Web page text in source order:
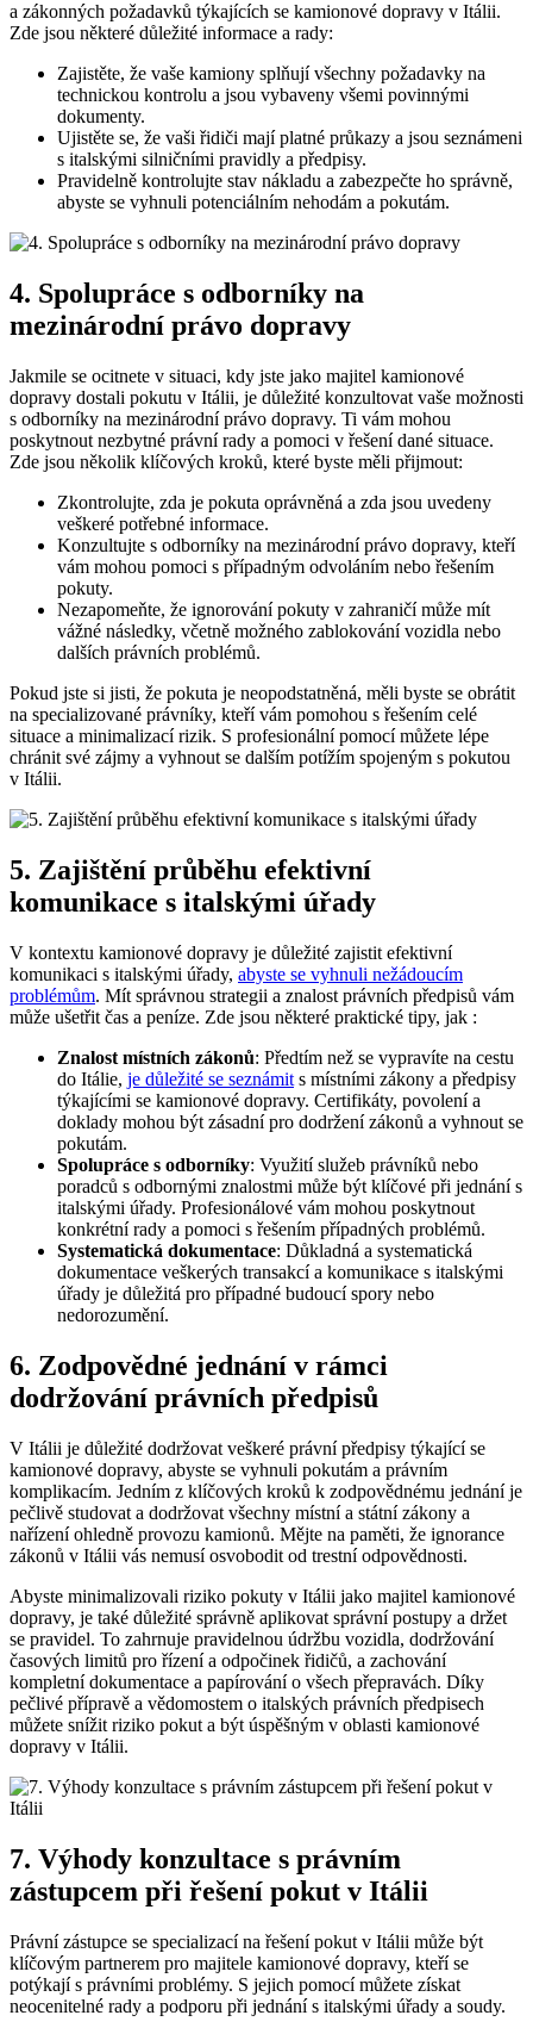
a zákonných požadavků týkajících se kamionové dopravy v Itálii.
Zde jsou některé důležité informace a rady:
Zajistěte, že vaše kamiony splňují všechny požadavky na
technickou kontrolu a jsou vybaveny všemi povinnými
dokumenty.
Ujistěte se, že vaši řidiči mají platné průkazy a jsou seznámeni
s italskými silničními pravidly a předpisy.
Pravidelně kontrolujte stav nákladu a zabezpečte ho správně,
abyste se vyhnuli potenciálním nehodám a pokutám.
4. Spolupráce s odborníky na
mezinárodní právo dopravy
Jakmile se ocitnete v situaci, kdy jste jako majitel kamionové
dopravy dostali pokutu v Itálii, je důležité konzultovat vaše možnosti
s odborníky na mezinárodní právo dopravy. Ti vám mohou
poskytnout nezbytné právní rady a pomoci v řešení dané situace.
Zde jsou několik klíčových kroků, které byste měli přijmout:
Zkontrolujte, zda je pokuta oprávněná a zda jsou uvedeny
veškeré potřebné informace.
Konzultujte s odborníky na mezinárodní právo dopravy, kteří
vám mohou pomoci s případným odvoláním nebo řešením
pokuty.
Nezapomeňte, že ignorování pokuty v zahraničí může mít
vážné následky, včetně možného zablokování vozidla nebo
dalších právních problémů.
Pokud jste si jisti, že pokuta je neopodstatněná, měli byste se obrátit
na specializované právníky, kteří vám pomohou s řešením celé
situace a minimalizací rizik. S profesionální pomocí můžete lépe
chránit své zájmy a vyhnout se dalším potížím spojeným s pokutou
v Itálii.
5. Zajištění průběhu efektivní
komunikace s italskými úřady
V kontextu kamionové dopravy je důležité zajistit efektivní
komunikaci s italskými úřady, abyste se vyhnuli nežádoucím
problémům. Mít správnou strategii a znalost právních předpisů vám
může ušetřit čas a peníze. Zde jsou některé praktické tipy, jak :
Znalost místních zákonů: Předtím než se vypravíte na cestu
do Itálie, je důležité se seznámit s místními zákony a předpisy
týkajícími se kamionové dopravy. Certifikáty, povolení a
doklady mohou být zásadní pro dodržení zákonů a vyhnout se
pokutám.
Spolupráce s odborníky: Využití služeb právníků nebo
poradců s odbornými znalostmi může být klíčové při jednání s
italskými úřady. Profesionálové vám mohou poskytnout
konkrétní rady a pomoci s řešením případných problémů.
Systematická dokumentace: Důkladná a systematická
dokumentace veškerých transakcí a komunikace s italskými
úřady je důležitá pro případné budoucí spory nebo
nedorozumění.
6. Zodpovědné jednání v rámci
dodržování právních předpisů
V Itálii je důležité dodržovat veškeré právní předpisy týkající se
kamionové dopravy, abyste se vyhnuli pokutám a právním
komplikacím. Jedním z klíčových kroků k zodpovědnému jednání je
pečlivě studovat a dodržovat všechny místní a státní zákony a
nařízení ohledně provozu kamionů. Mějte na paměti, že ignorance
zákonů v Itálii vás nemusí osvobodit od trestní odpovědnosti.
Abyste minimalizovali riziko pokuty v Itálii jako majitel kamionové
dopravy, je také důležité správně aplikovat správní postupy a držet
se pravidel. To zahrnuje pravidelnou údržbu vozidla, dodržování
časových limitů pro řízení a odpočinek řidičů, a zachování
kompletní dokumentace a papírování o všech přepravách. Díky
pečlivé přípravě a vědomostem o italských právních předpisech
můžete snížit riziko pokut a být úspěšným v oblasti kamionové
dopravy v Itálii.
7. Výhody konzultace s právním
zástupcem při řešení pokut v Itálii
Právní zástupce se specializací na řešení pokut v Itálii může být
klíčovým partnerem pro majitele kamionové dopravy, kteří se
potýkají s právními problémy. S jejich pomocí můžete získat
neocenitelné rady a podporu při jednání s italskými úřady a soudy.